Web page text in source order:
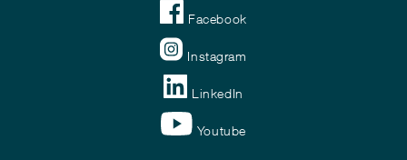
Facebook
Instagram
LinkedIn
Youtube